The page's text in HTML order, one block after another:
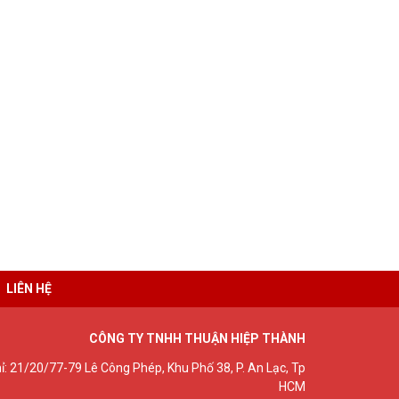
LIÊN HỆ
CÔNG TY TNHH THUẬN HIỆP THÀNH
21/20/77-79 Lê Công Phép, Khu Phố 38, P. An Lạc, Tp
HCM